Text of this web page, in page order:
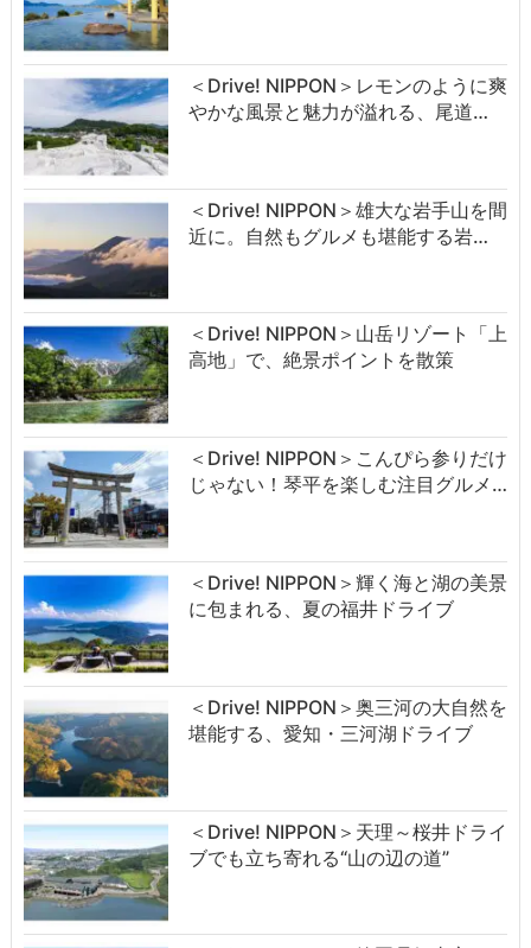
＜Drive! NIPPON＞レモンのように爽
やかな風景と魅力が溢れる、尾道…
＜Drive! NIPPON＞雄大な岩手山を間
近に。自然もグルメも堪能する岩…
＜Drive! NIPPON＞山岳リゾート「上
高地」で、絶景ポイントを散策
＜Drive! NIPPON＞こんぴら参りだけ
じゃない！琴平を楽しむ注目グルメ…
＜Drive! NIPPON＞輝く海と湖の美景
に包まれる、夏の福井ドライブ
＜Drive! NIPPON＞奥三河の大自然を
堪能する、愛知・三河湖ドライブ
＜Drive! NIPPON＞天理～桜井ドライ
ブでも立ち寄れる“山の辺の道”